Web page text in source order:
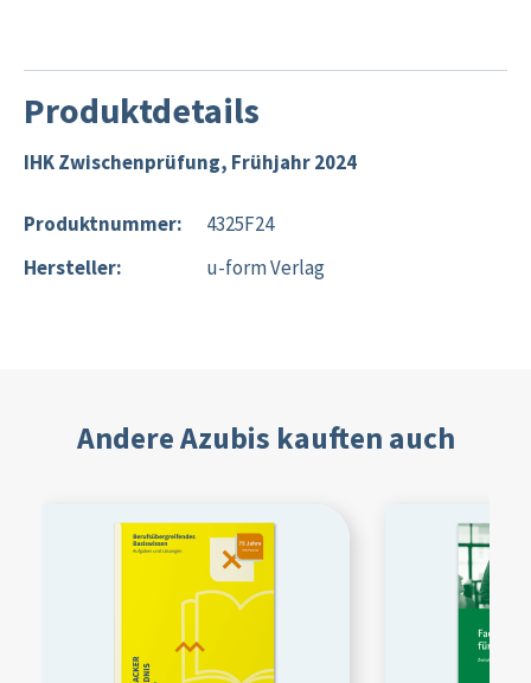
Produktdetails
IHK Zwischenprüfung, Frühjahr 2024
Produktnummer:
Hersteller:
4325F24
u-form Verlag
Andere Azubis kauften auch